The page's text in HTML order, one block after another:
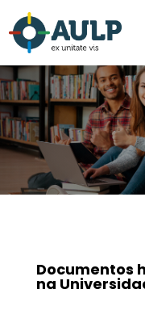
Documentos
na